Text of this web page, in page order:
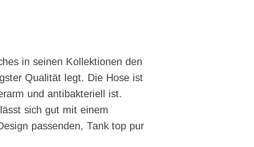
in seinen Kollektionen den
Qualität legt. Die Hose ist
und antibakteriell ist.
sich gut mit einem
passenden, Tank top pur